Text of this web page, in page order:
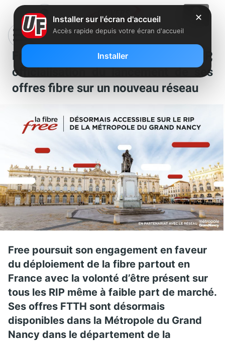
Free à fond les manettes sur les RIP,
officialisation du lancement de ses
offres fibre sur un nouveau réseau
Free poursuit son engagement en faveur
du déploiement de la fibre partout en
France avec la volonté d’être présent sur
tous les RIP même à faible part de marché.
Ses offres FTTH sont désormais
disponibles dans la Métropole du Grand
Nancy dans le département de la
✕
Installer sur l'écran d'accueil
Accès rapide depuis votre écran d'accueil
Installer